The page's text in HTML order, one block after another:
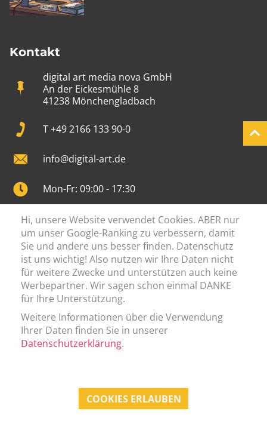
Kontakt
digital art media nova GmbH
An der Eickesmühle 8
41238 Mönchengladbach
T +49 2166 133 90-0
info@digital-art.de
Mon-Fr: 09:00 - 17:30
Cookie Einstellung
Datenschutz
Impressum
AGB
Hi, unsere Website verwendet Cookies. ABER nur
um unser Google-Ranking zu verbessern, damit
Sie und andere uns besser finden. Datenschutz
ist uns wichtig! Also nutzen wir Ihre Daten nicht
für weitere Zwecke und unterstützen auch keine
Werbepartner. Wir sagen schon einmal DANKE
für Ihre Unterstützung.
Weitere Informationen über die Verwendung
Ihrer Daten finden Sie in unserer
Datenschutzerklärung.
COOKIES ERLAUBEN